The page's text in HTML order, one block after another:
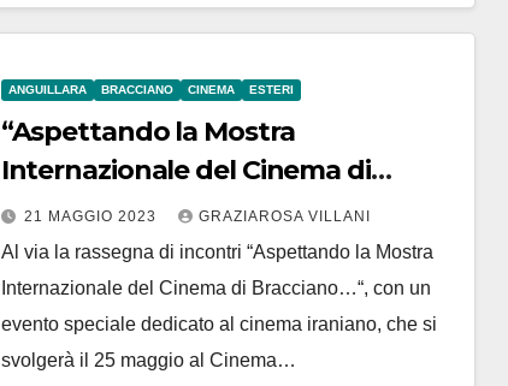
ANGUILLARA BRACCIANO CINEMA ESTERI
“Aspettando la Mostra
Internazionale del Cinema di
Bracciano…” Evento speciale
dedicato al cinema iraniano 25
maggio Cinema Palma di
Trevignano Romano
21 MAGGIO 2023 GRAZIAROSA VILLANI
Al via la rassegna di incontri “Aspettando la Mostra
Internazionale del Cinema di Bracciano…“, con un
evento speciale dedicato al cinema iraniano, che si
svolgerà il 25 maggio al Cinema…